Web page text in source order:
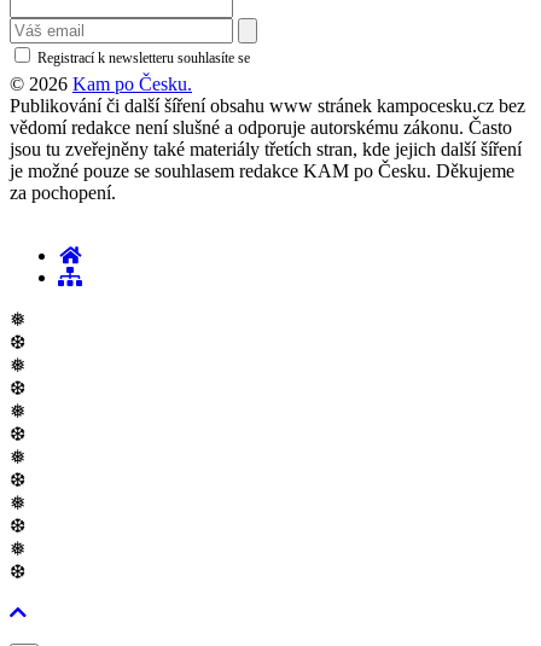
Registrací k newsletteru souhlasíte se
© 2026 Kam po Česku.
Publikování či další šíření obsahu www stránek kampocesku.cz bez
vědomí redakce není slušné a odporuje autorskému zákonu. Často
jsou tu zveřejněny také materiály třetích stran, kde jejich další šíření
je možné pouze se souhlasem redakce KAM po Česku. Děkujeme
za pochopení.
❅
❆
❅
❆
❅
❆
❅
❆
❅
❆
❅
❆